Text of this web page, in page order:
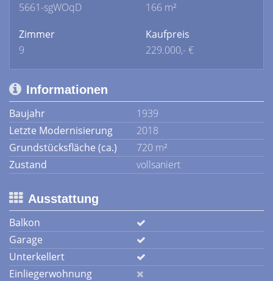
5661-sgWOqD
166 m²
Zimmer
9
Kaufpreis
229.000,- €
Informationen
Baujahr
1939
Letzte Modernisierung
2018
Grundstücksfläche (ca.)
720 m²
Zustand
vollsaniert
Ausstattung
Balkon
Garage
Unterkellert
Einliegerwohnung